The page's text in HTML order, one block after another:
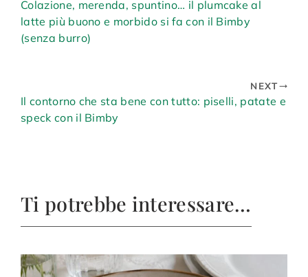
Colazione, merenda, spuntino… il plumcake al
latte più buono e morbido si fa con il Bimby
(senza burro)
NEXT
Il contorno che sta bene con tutto: piselli, patate e
speck con il Bimby
Ti potrebbe interessare…